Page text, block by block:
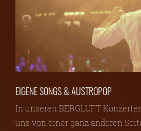
EIGENE SONGS & AUSTROPOP
In unseren BERGLUFT
uns von einer ganz anderen